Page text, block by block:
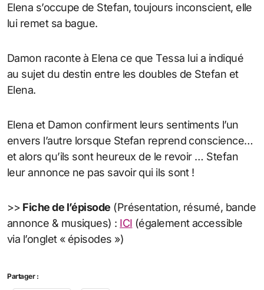
Elena s’occupe de Stefan, toujours inconscient, elle
lui remet sa bague.
Damon raconte à Elena ce que Tessa lui a indiqué
au sujet du destin entre les doubles de Stefan et
Elena.
Elena et Damon confirment leurs sentiments l’un
envers l’autre lorsque Stefan reprend conscience…
et alors qu’ils sont heureux de le revoir … Stefan
leur annonce ne pas savoir qui ils sont !
>> Fiche de l’épisode (Présentation, résumé, bande
annonce & musiques) : ICI (également accessible
via l’onglet « épisodes »)
Partager :